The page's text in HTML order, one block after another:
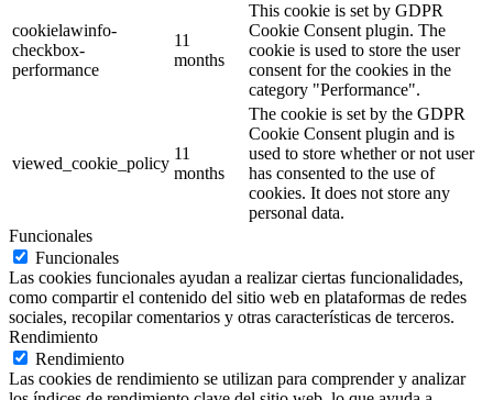
cookielawinfo-
checkbox-
performance
11
months
This cookie is set by GDPR
Cookie Consent plugin. The
cookie is used to store the user
consent for the cookies in the
category "Performance".
viewed_cookie_policy
11
months
The cookie is set by the GDPR
Cookie Consent plugin and is
used to store whether or not user
has consented to the use of
cookies. It does not store any
personal data.
Funcionales
Funcionales
Las cookies funcionales ayudan a realizar ciertas funcionalidades,
como compartir el contenido del sitio web en plataformas de redes
sociales, recopilar comentarios y otras características de terceros.
Rendimiento
Rendimiento
Las cookies de rendimiento se utilizan para comprender y analizar